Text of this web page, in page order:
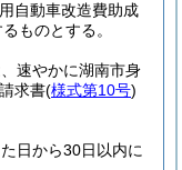
自動車改造費助成
ものとする。
速やかに湖南市身
求書(様式第10号)
日から30日以内に